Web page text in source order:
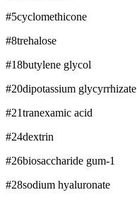
#5cyclomethicone
#8trehalose
#18butylene glycol
#20dipotassium glycyrrhizate
#21tranexamic acid
#24dextrin
#26biosaccharide gum-1
#28sodium hyaluronate